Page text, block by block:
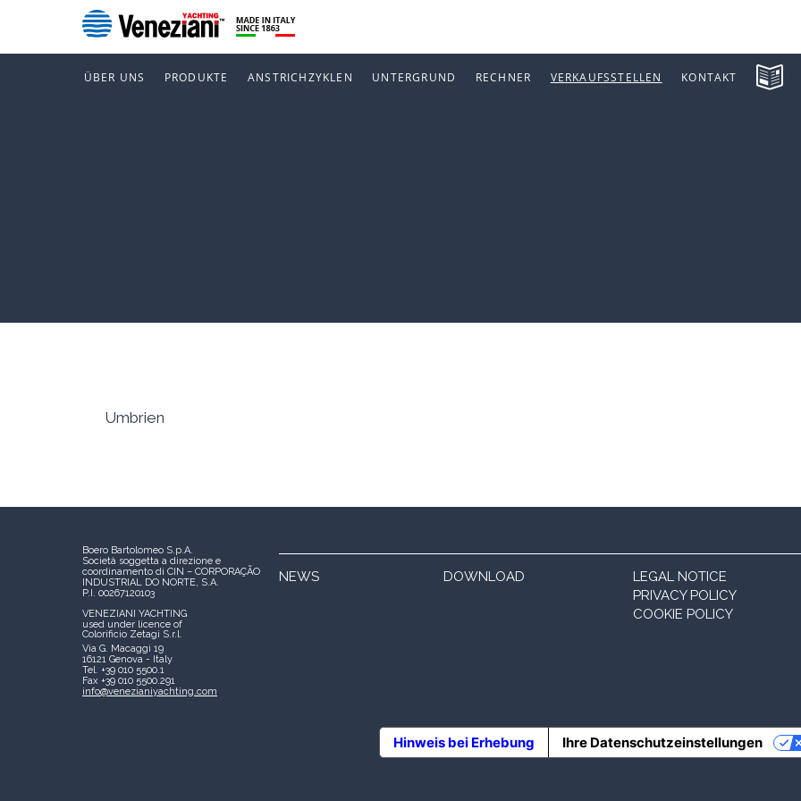
ÜBER UNS PRODUKTE ANSTRICHZYKLEN UNTERGRUND RECHNER VERKAUFSSTELLEN KONTAKT
Umbrien
Boero Bartolomeo S.p.A.
Società soggetta a direzione e
coordinamento di CIN – CORPORAÇÃO
INDUSTRIAL DO NORTE, S.A.
P.I. 00267120103
VENEZIANI YACHTING
used under licence of
Colorificio Zetagi S.r.l.
Via G. Macaggi 19
16121 Genova - Italy
Tel. +39 010 5500.1
Fax +39 010 5500.291
info@venezianiyachting.com
NEWS DOWNLOAD
LEGAL NOTICE
PRIVACY POLICY
COOKIE POLICY
Hinweis bei Erhebung Ihre Datenschutzeinstellungen